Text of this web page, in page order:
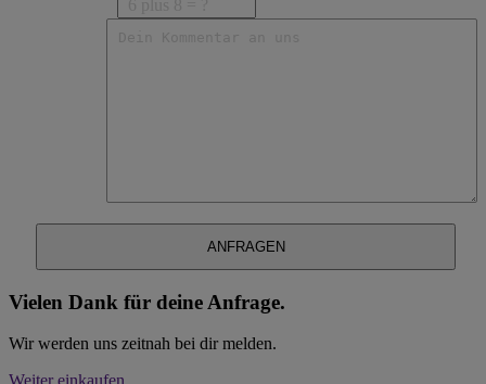
Vielen Dank für deine Anfrage.
Wir werden uns zeitnah bei dir melden.